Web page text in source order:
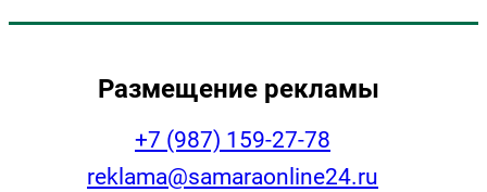
Размещение рекламы
+7 (987) 159-27-78
reklama@samaraonline24.ru